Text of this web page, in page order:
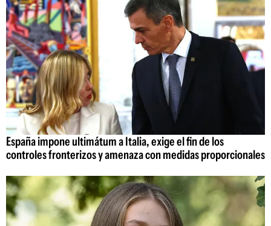
España impone ultimátum a Italia, exige el fin de los
controles fronterizos y amenaza con medidas proporcionales